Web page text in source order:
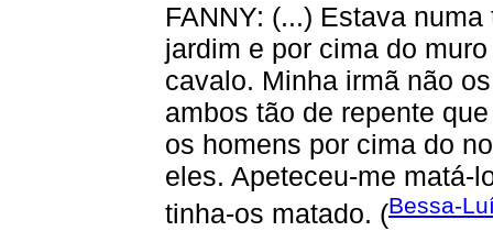
FANNY: (...) Estava
jardim e por cima do
cavalo. Minha irmã não
ambos tão de repente
os homens por cima do
eles. Apeteceu-me matá-
tinha-os matado. (Bessa-